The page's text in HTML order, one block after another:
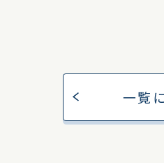
一覧